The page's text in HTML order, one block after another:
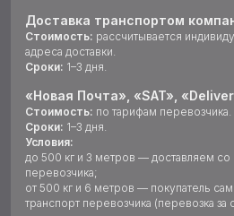
Доставка транспортом
Стоимость: рассчитывается
адреса доставки.
Сроки: 1–3 дня.
«Новая Почта», «SAT»,
Стоимость: по тарифам перевозчика.
Сроки: 1–3 дня.
Условия:
до 500 кг и 3 метров — доставляем со
перевозчика;
от 500 кг и 6 метров — покупатель
транспорт перевозчика (перевозка за